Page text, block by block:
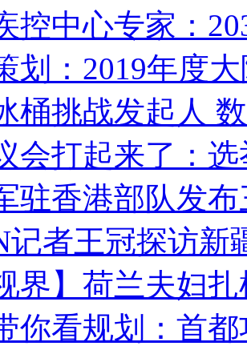
控中心专家：
划：2019年度
桶挑战发起人
会打起来了：
驻香港部队发
记者王冠探访新
界】荷兰夫妇
你看规划：首